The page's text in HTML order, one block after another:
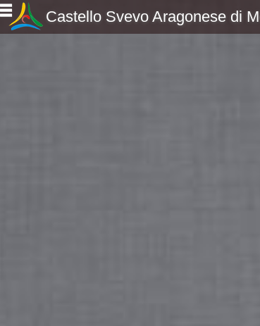
Castello Svevo Aragonese di